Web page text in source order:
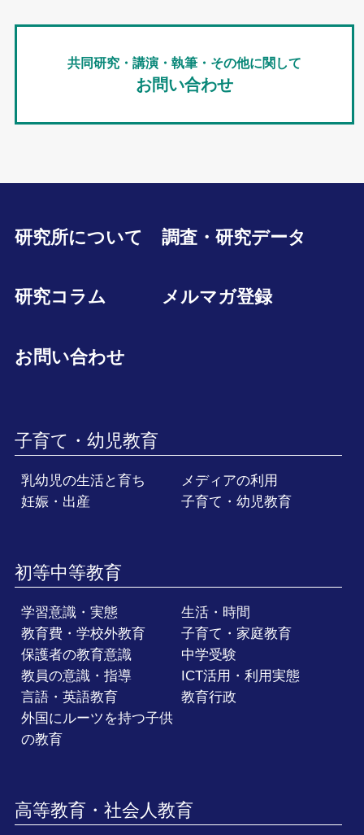
共同研究・講演・執筆・その他に関して
お問い合わせ
研究所について 調査・研究データ
研究コラム メルマガ登録
お問い合わせ
子育て・幼児教育
乳幼児の生活と育ち
メディアの利用
妊娠・出産
子育て・幼児教育
初等中等教育
学習意識・実態
生活・時間
教育費・学校外教育
子育て・家庭教育
保護者の教育意識
中学受験
教員の意識・指導
ICT活用・利用実態
言語・英語教育
教育行政
外国にルーツを持つ子供
の教育
高等教育・社会人教育